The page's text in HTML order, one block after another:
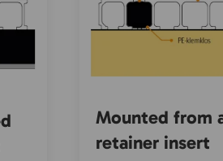
Mounted from
retainer insert